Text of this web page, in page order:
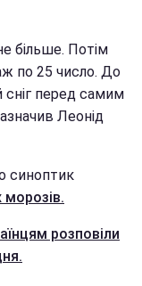
більше. Потім
по 25 число. До
сніг перед самим
Леонід
синоптик
розповіли